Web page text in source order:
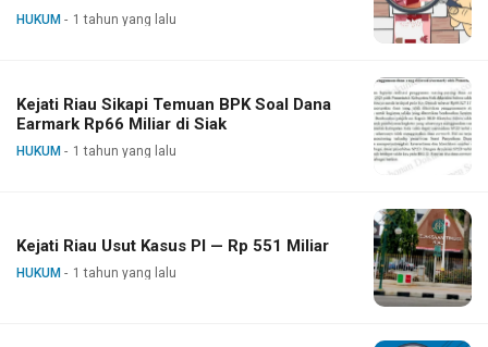
HUKUM 1 tahun yang lalu
Kejati Riau Sikapi Temuan BPK Soal Dana
Earmark Rp66 Miliar di Siak
HUKUM 1 tahun yang lalu
Kejati Riau Usut Kasus PI — Rp 551 Miliar
HUKUM 1 tahun yang lalu